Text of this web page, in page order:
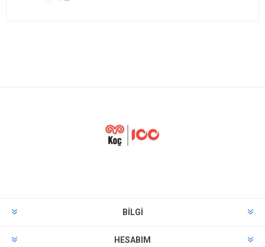
BILGI
HESABIM